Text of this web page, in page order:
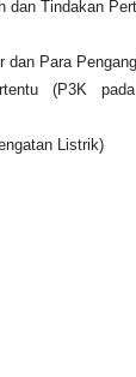
dan Tindakan
dan Para
(P3K pada
Listrik)